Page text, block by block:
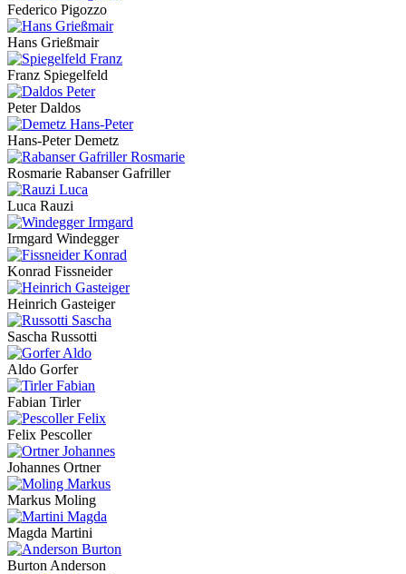
Federico Pigozzo
Hans Grießmair
Franz Spiegelfeld
Peter Daldos
Hans-Peter Demetz
Rosmarie Rabanser Gafriller
Luca Rauzi
Irmgard Windegger
Konrad Fissneider
Heinrich Gasteiger
Sascha Russotti
Aldo Gorfer
Fabian Tirler
Felix Pescoller
Johannes Ortner
Markus Moling
Magda Martini
Burton Anderson